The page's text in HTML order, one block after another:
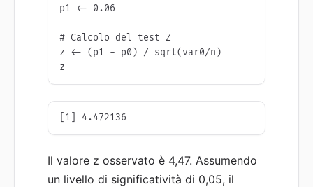
p1 <- 0.06
# Calcolo del test Z
z <- (p1 - p0) / sqrt(var0/n)
[1] 4.472136
Il valore z osservato è 4,47. Assumendo
un livello di significatività di 0,05, il